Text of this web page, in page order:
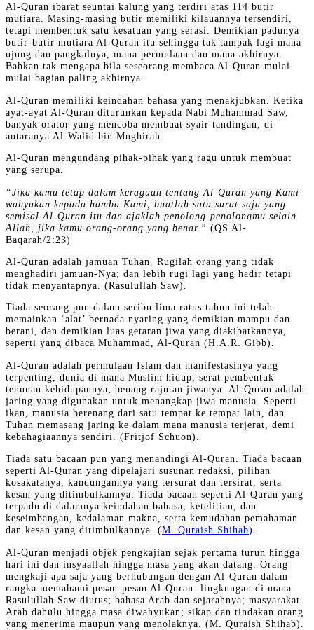
Al-Quran ibarat seuntai kalung yang terdiri atas 114 butir
mutiara. Masing-masing butir memiliki kilauannya tersendiri,
tetapi membentuk satu kesatuan yang serasi. Demikian padunya
butir-butir mutiara Al-Quran itu sehingga tak tampak lagi mana
ujung dan pangkalnya, mana permulaan dan mana akhirnya.
Bahkan tak mengapa bila seseorang membaca Al-Quran mulai
mulai bagian paling akhirnya.
Al-Quran memiliki keindahan bahasa yang menakjubkan. Ketika
ayat-ayat Al-Quran diturunkan kepada Nabi Muhammad Saw,
banyak orator yang mencoba membuat syair tandingan, di
antaranya Al-Walid bin Mughirah.
Al-Quran mengundang pihak-pihak yang ragu untuk membuat
yang serupa.
“Jika kamu tetap dalam keraguan tentang Al-Quran yang Kami
wahyukan kepada hamba Kami, buatlah satu surat saja yang
semisal Al-Quran itu dan ajaklah penolong-penolongmu selain
Allah, jika kamu orang-orang yang benar.” (QS Al-
Baqarah/2:23)
Al-Quran adalah jamuan Tuhan. Rugilah orang yang tidak
menghadiri jamuan-Nya; dan lebih rugi lagi yang hadir tetapi
tidak menyantapnya. (Rasulullah Saw).
Tiada seorang pun dalam seribu lima ratus tahun ini telah
memainkan ‘alat’ bernada nyaring yang demikian mampu dan
berani, dan demikian luas getaran jiwa yang diakibatkannya,
seperti yang dibaca Muhammad, Al-Quran (H.A.R. Gibb).
Al-Quran adalah permulaan Islam dan manifestasinya yang
terpenting; dunia di mana Muslim hidup; serat pembentuk
tenunan kehidupannya; benang rajutan jiwanya. Al-Quran adalah
jaring yang digunakan untuk menangkap jiwa manusia. Seperti
ikan, manusia berenang dari satu tempat ke tempat lain, dan
Tuhan memasang jaring ke dalam mana manusia terjerat, demi
kebahagiaannya sendiri. (Fritjof Schuon).
Tiada satu bacaan pun yang menandingi Al-Quran. Tiada bacaan
seperti Al-Quran yang dipelajari susunan redaksi, pilihan
kosakatanya, kandungannya yang tersurat dan tersirat, serta
kesan yang ditimbulkannya. Tiada bacaan seperti Al-Quran yang
terpadu di dalamnya keindahan bahasa, ketelitian, dan
keseimbangan, kedalaman makna, serta kemudahan pemahaman
dan kesan yang ditimbulkannya. (M. Quraish Shihab).
Al-Quran menjadi objek pengkajian sejak pertama turun hingga
hari ini dan insyaallah hingga masa yang akan datang. Orang
mengkaji apa saja yang berhubungan dengan Al-Quran dalam
rangka memahami pesan-pesan Al-Quran: lingkungan di mana
Rasulullah Saw diutus; bahasa Arab dan sejarahnya; masyarakat
Arab dahulu hingga masa diwahyukan; sikap dan tindakan orang
yang menerima maupun yang menolaknya. (M. Quraish Shihab).